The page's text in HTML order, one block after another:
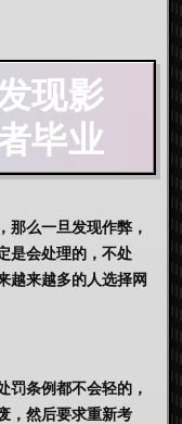
现影
毕业
那么一旦发现作弊，
是会处理的，不处
越来越多的人选择网
罚条例都不会轻的，
，然后要求重新考